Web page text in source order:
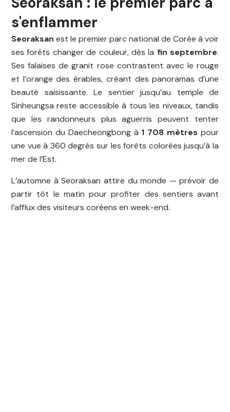
s'enflammer
Seoraksan est le premier parc national de Corée à voir
ses forêts changer de couleur, dès la fin septembre.
Ses falaises de granit rose contrastent avec le rouge
et l’orange des érables, créant des panoramas d’une
beauté saisissante. Le sentier jusqu’au temple de
Sinheungsa reste accessible à tous les niveaux, tandis
que les randonneurs plus aguerris peuvent tenter
l’ascension du Daecheongbong à 1 708 mètres pour
une vue à 360 degrés sur les forêts colorées jusqu’à la
mer de l’Est.
L’automne à Seoraksan attire du monde — prévoir de
partir tôt le matin pour profiter des sentiers avant
l’afflux des visiteurs coréens en week-end.